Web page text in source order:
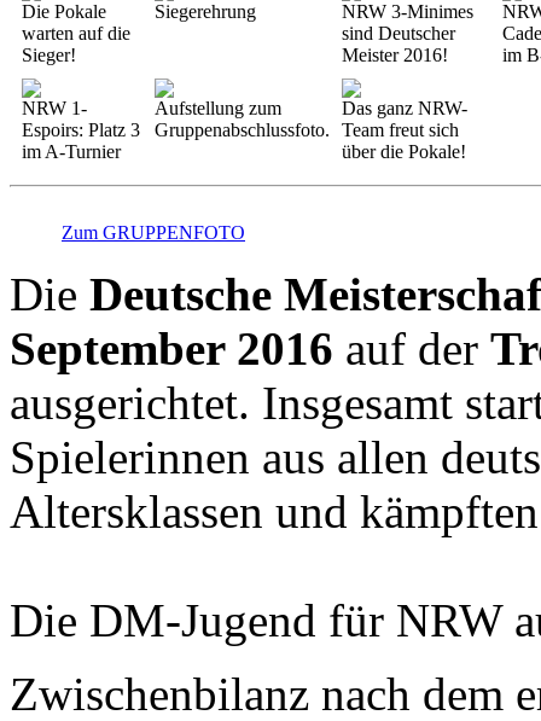
Die Pokale
warten auf die
Sieger!
Siegerehrung
NRW 3-Minimes
sind Deutscher
Meister 2016!
im
NRW 1-
Espoirs: Platz 3
im A-Turnier
Aufstellung zum
Gruppenabschlussfoto.
Das ganz NRW-
Team freut sich
über die Pokale!
Zum GRUPPENFOTO
Die Deutsche
September 2016 auf der
ausgerichtet. Insgesamt
Spielerinnen aus allen
Altersklassen und
Die DM-Jugend für NRW
Zwischenbilanz nach dem